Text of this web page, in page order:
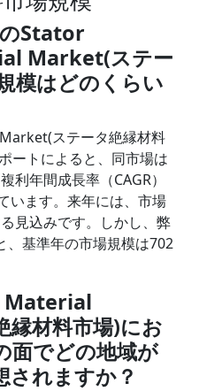
Stator
Market(ステー
模はどのくらい
ステータ絶縁材料
ートによると、同市場は
年間成長率（CAGR）
います。来年には、市場
見込みです。しかし、弊
、基準年の市場規模は702
材料市場)にお
面でどの地域が
されますか？